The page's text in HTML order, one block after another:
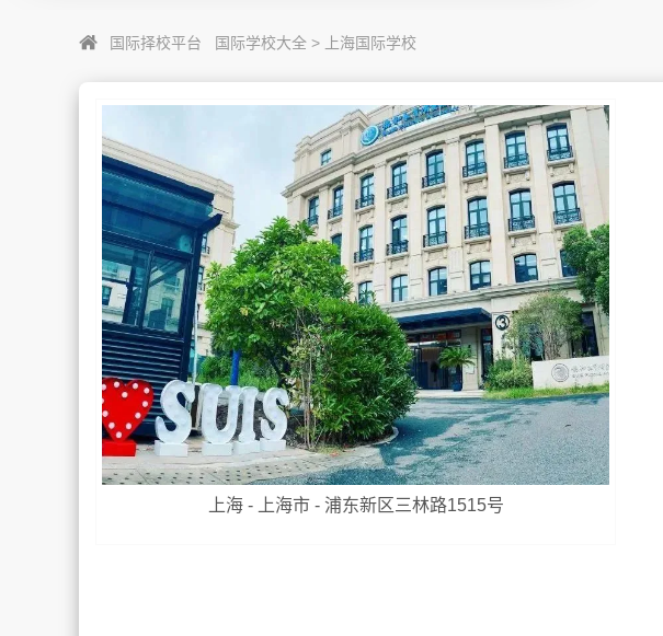
国际择校平台 国际学校大全 > 上海国际学校
上海 - 上海市 - 浦东新区三林路1515号